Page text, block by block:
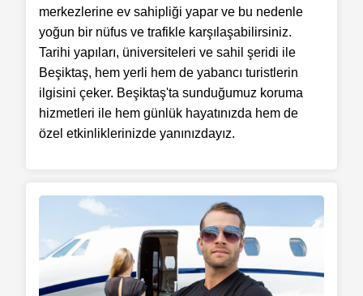
merkezlerine ev sahipliği yapar ve bu nedenle
yoğun bir nüfus ve trafikle karşılaşabilirsiniz.
Tarihi yapıları, üniversiteleri ve sahil şeridi ile
Beşiktaş, hem yerli hem de yabancı turistlerin
ilgisini çeker. Beşiktaş'ta sunduğumuz koruma
hizmetleri ile hem günlük hayatınızda hem de
özel etkinliklerinizde yanınızdayız.